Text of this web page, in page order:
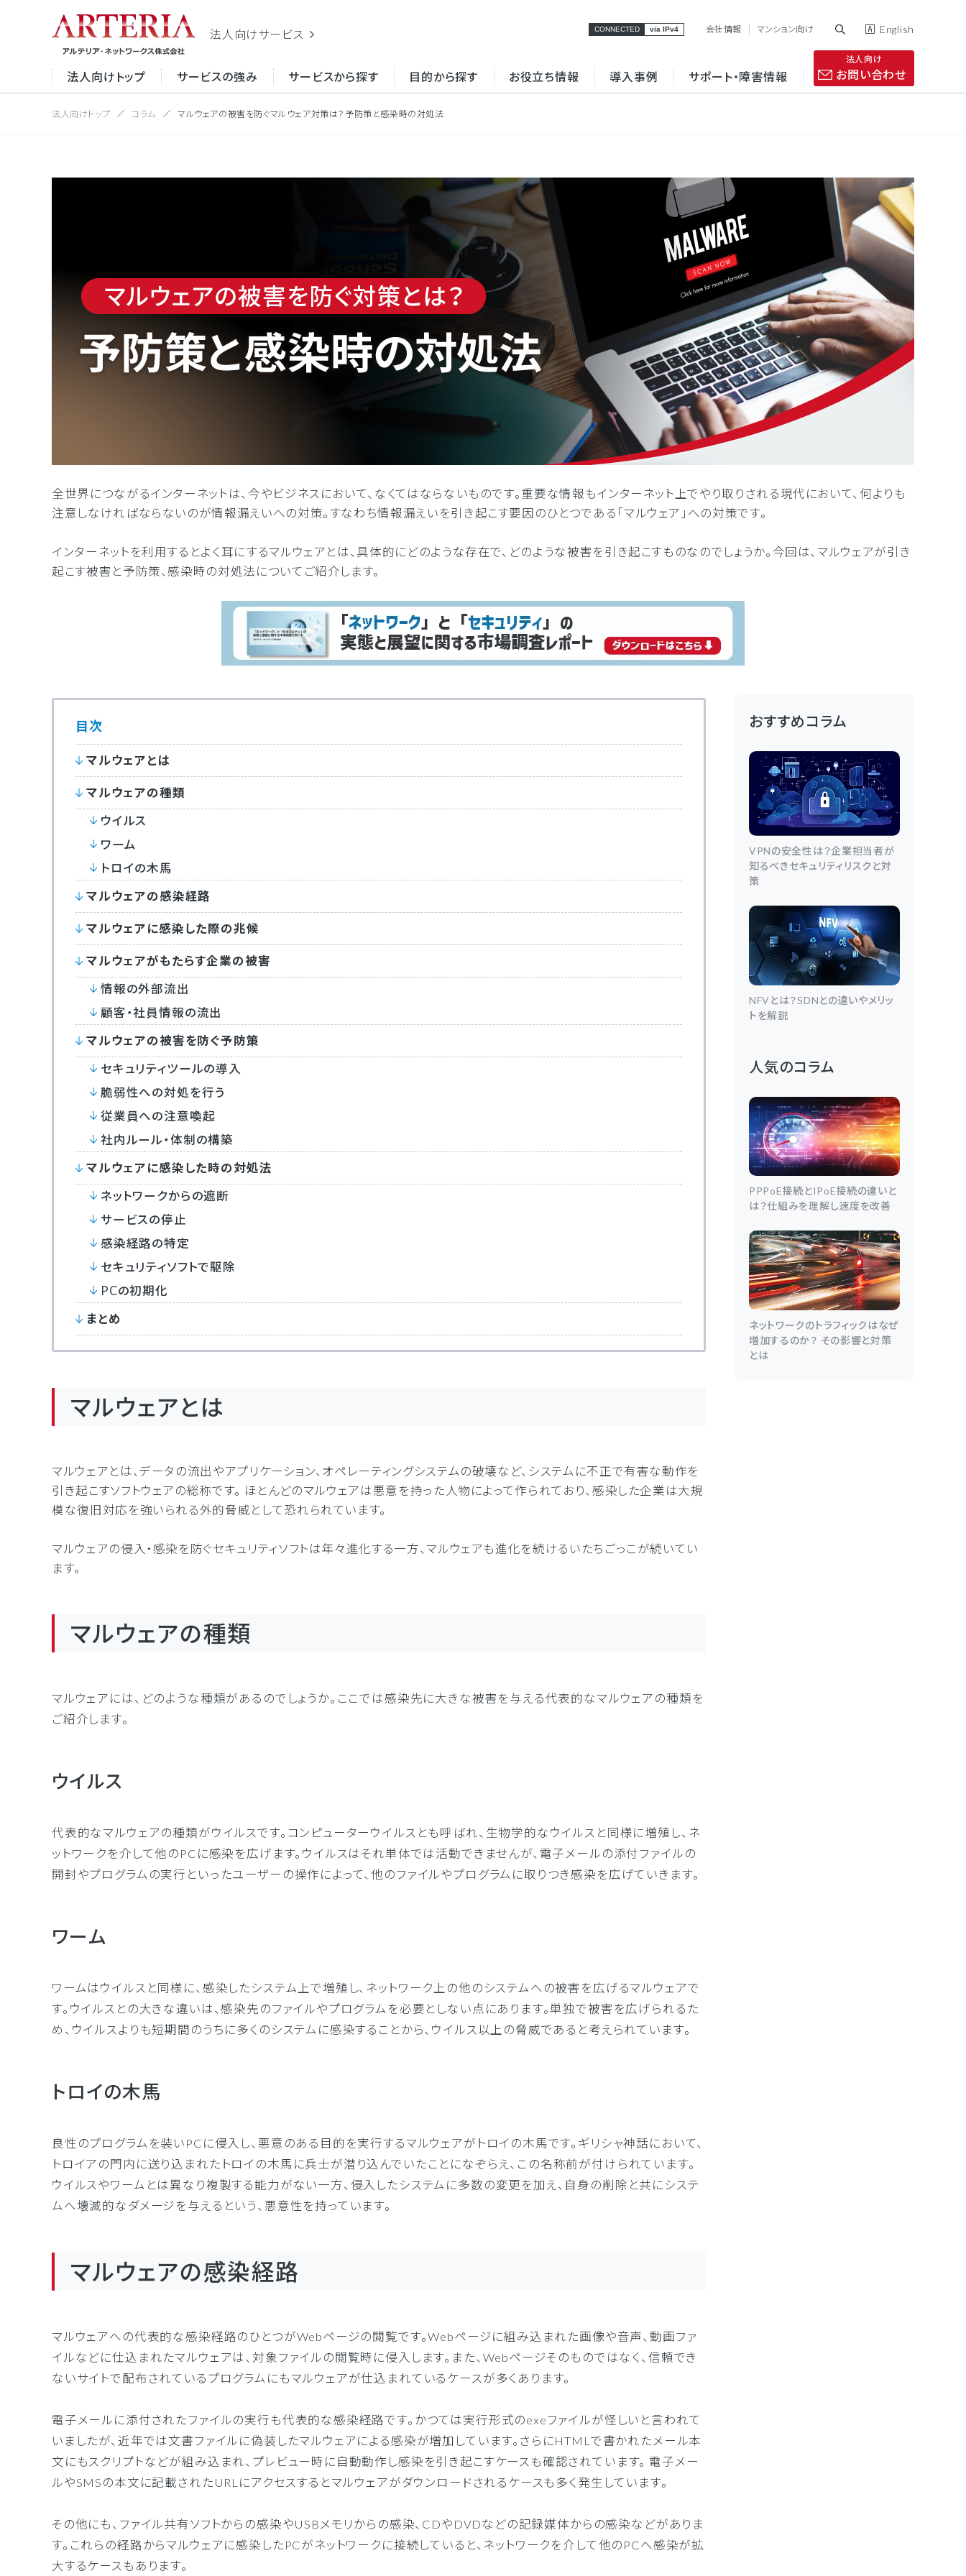
法人向けサービス CONNECTED via IPv4 会社情報 マンション向け English
法人向けトップ サービスの強み
サービスの強み（VPN
編）
サービスから探す
クラウド接続 データセンター セキュリティ
目的から探す
インターネット環境の最
クラウド接続 拠点間接続の最適化
コストの削減と運用の
お役立ち情報
セミナー・イベント
導入事例 サポート・障害情報
法人向け
お問い合わせ
法人向けトップ コラム マルウェアの被害を防ぐマルウェア対策は？予防策と感染時の対処法
全世界につながるインターネットは、今やビジネスにおいて、なくてはならないものです。重要な情報もインターネット上でやり取りされる現代において、何よりも
注意しなければならないのが情報漏えいへの対策。すなわち情報漏えいを引き起こす要因のひとつである「マルウェア」への対策です。
インターネットを利用するとよく耳にするマルウェアとは、具体的にどのような存在で、どのような被害を引き起こすものなのでしょうか。今回は、マルウェアが引き
起こす被害と予防策、感染時の対処法についてご紹介します。
目次
マルウェアとは
マルウェアの種類
ウイルス
ワーム
トロイの木馬
マルウェアの感染経路
マルウェアに感染した際の兆候
マルウェアがもたらす企業の被害
情報の外部流出
顧客・社員情報の流出
マルウェアの被害を防ぐ予防策
セキュリティツールの導入
脆弱性への対処を行う
従業員への注意喚起
社内ルール・体制の構築
マルウェアに感染した時の対処法
ネットワークからの遮断
サービスの停止
感染経路の特定
セキュリティソフトで駆除
PCの初期化
まとめ
マルウェアとは
マルウェアとは、データの流出やアプリケーション、オペレーティングシステムの破壊など、システムに不正で有害な動作を
引き起こすソフトウェアの総称です。 ほとんどのマルウェアは悪意を持った人物によって作られており、感染した企業は大規
模な復旧対応を強いられる外的脅威として恐れられています。
マルウェアの侵入・感染を防ぐセキュリティソフトは年々進化する一方、マルウェアも進化を続けるいたちごっこが続いてい
ます。
マルウェアの種類
マルウェアには、どのような種類があるのでしょうか。ここでは感染先に大きな被害を与える代表的なマルウェアの種類を
ご紹介します。
ウイルス
代表的なマルウェアの種類がウイルスです。コンピューターウイルスとも呼ばれ、生物学的なウイルスと同様に増殖し、ネ
ットワークを介して他のPCに感染を広げます。ウイルスはそれ単体では活動できませんが、電子メールの添付ファイルの
開封やプログラムの実行といったユーザーの操作によって、他のファイルやプログラムに取りつき感染を広げていきます。
ワーム
ワームはウイルスと同様に、感染したシステム上で増殖し、ネットワーク上の他のシステムへの被害を広げるマルウェアで
す。ウイルスとの大きな違いは、感染先のファイルやプログラムを必要としない点にあります。単独で被害を広げられるた
め、ウイルスよりも短期間のうちに多くのシステムに感染することから、ウイルス以上の脅威であると考えられています。
トロイの木馬
良性のプログラムを装いPCに侵入し、悪意のある目的を実行するマルウェアがトロイの木馬です。ギリシャ神話において、
トロイアの門内に送り込まれたトロイの木馬に兵士が潜り込んでいたことになぞらえ、この名称前が付けられています。
ウイルスやワームとは異なり複製する能力がない一方、侵入したシステムに多数の変更を加え、自身の削除と共にシステ
ムへ壊滅的なダメージを与えるという、悪意性を持っています。
マルウェアの感染経路
マルウェアへの代表的な感染経路のひとつがWebページの閲覧です。Webページに組み込まれた画像や音声、動画ファ
イルなどに仕込まれたマルウェアは、対象ファイルの閲覧時に侵入します。また、Webページそのものではなく、信頼でき
ないサイトで配布されているプログラムにもマルウェアが仕込まれているケースが多くあります。
電子メールに添付されたファイルの実行も代表的な感染経路です。かつては実行形式のexeファイルが怪しいと言われて
いましたが、近年では文書ファイルに偽装したマルウェアによる感染が増加しています。さらにHTMLで書かれたメール本
文にもスクリプトなどが組み込まれ、プレビュー時に自動動作し感染を引き起こすケースも確認されています。 電子メー
ルやSMSの本文に記載されたURLにアクセスするとマルウェアがダウンロードされるケースも多く発生しています。
その他にも、ファイル共有ソフトからの感染やUSBメモリからの感染、CDやDVDなどの記録媒体からの感染などがありま
す。これらの経路からマルウェアに感染したPCがネットワークに接続していると、ネットワークを介して他のPCへ感染が拡
大するケースもあります。
おすすめコラム
VPNの安全性は？企業担当者が
知るべきセキュリティリスクと対
策
NFVとは？SDNとの違いやメリッ
トを解説
人気のコラム
PPPoE接続とIPoE接続の違いと
は？仕組みを理解し速度を改善
ネットワークのトラフィックはなぜ
増加するのか？ その影響と対策
とは